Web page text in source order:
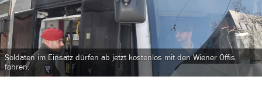
Soldaten im Einsatz dürfen ab jetzt kostenlos mit den Wiener Öffis
fahren.